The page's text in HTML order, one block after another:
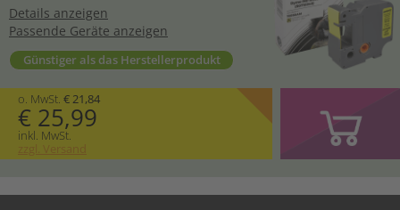
Details anzeigen
Passende Geräte anzeigen
Günstiger als das Herstellerprodukt
o. MwSt. € 21,84
€ 25,99
inkl. MwSt.
zzgl. Versand